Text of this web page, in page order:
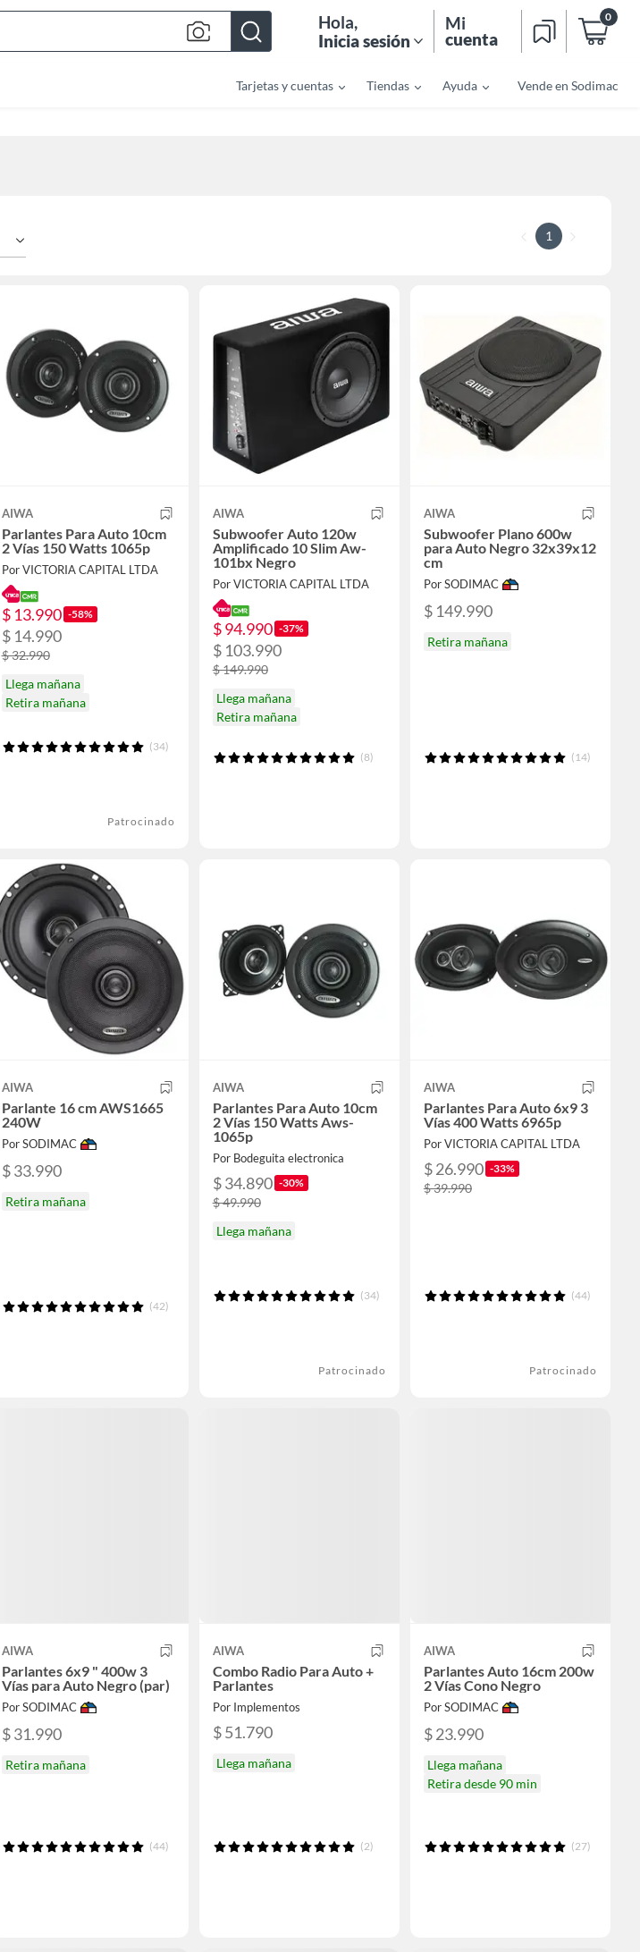
Bar
Hola,
Inicia sesión
Mi
cuenta
0
Tarjetas y cuentas Tiendas Ayuda Vende en Sodimac
1
AIWA
Parlantes Para Auto 10cm
2 Vías 150 Watts 1065p
Por VICTORIA CAPITAL LTDA
$ 13.990 -58%
$ 14.990
$ 32.990
Llega mañana
Retira mañana
(34)
Patrocinado
AIWA
Subwoofer Auto 120w
Amplificado 10 Slim Aw-
101bx Negro
Por VICTORIA CAPITAL LTDA
$ 94.990 -37%
$ 103.990
$ 149.990
Llega mañana
Retira mañana
(8)
AIWA
Subwoofer Plano 600w
para Auto Negro 32x39x12
cm
Por SODIMAC
$ 149.990
Retira mañana
(14)
AIWA
Parlante 16 cm AWS1665
240W
Por SODIMAC
$ 33.990
Retira mañana
(42)
AIWA
Parlantes Para Auto 10cm
2 Vías 150 Watts Aws-
1065p
Por Bodeguita electronica
$ 34.890 -30%
$ 49.990
Llega mañana
(34)
Patrocinado
AIWA
Parlantes Para Auto 6x9 3
Vías 400 Watts 6965p
Por VICTORIA CAPITAL LTDA
$ 26.990 -33%
$ 39.990
(44)
Patrocinado
AIWA
Parlantes 6x9 " 400w 3
Vías para Auto Negro (par)
Por SODIMAC
$ 31.990
Retira mañana
(44)
AIWA
Combo Radio Para Auto +
Parlantes
Por Implementos
$ 51.790
Llega mañana
(2)
AIWA
Parlantes Auto 16cm 200w
2 Vías Cono Negro
Por SODIMAC
$ 23.990
Llega mañana
Retira desde 90 min
(27)